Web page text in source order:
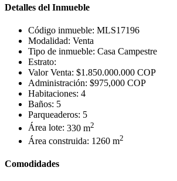
Detalles del Inmueble
Código inmueble: MLS17196
Modalidad: Venta
Tipo de inmueble: Casa Campestre
Estrato:
Valor Venta: $1.850.000.000 COP
Administración: $975,000 COP
Habitaciones: 4
Baños: 5
Parqueaderos: 5
Área lote: 330 m2
Área construida: 1260 m2
Comodidades